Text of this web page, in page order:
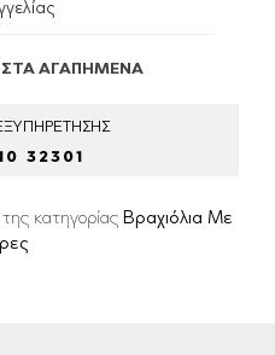
ΑΓΑΠΗΜΕΝΑ
32301
κατηγορίας Βραχιόλια Με